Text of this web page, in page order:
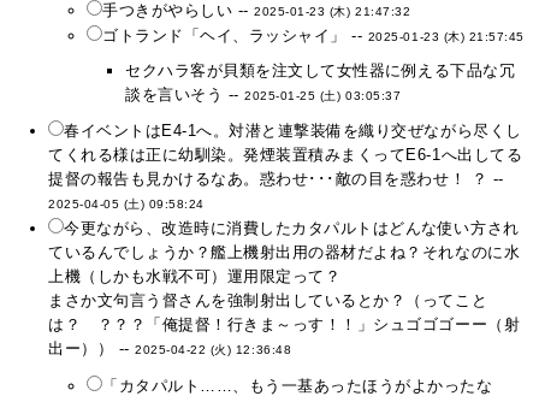
手つきがやらしい --2025-01-23 (木) 21:47:32
ゴトランド「ヘイ、ラッシャイ」 -- 2025-01-23 (木) 21:57:45
セクハラ客が貝類を注文して女性器に例える下品な冗
談を言いそう --2025-01-25 (土) 03:05:37
春イベントはE4-1へ。対潜と連撃装備を織り交ぜながら尽くし
てくれる様は正に幼馴染。発煙装置積みまくってE6-1へ出してる
提督の報告も見かけるなあ。惑わせ･･･敵の目を惑わせ！ ？ --
2025-04-05 (土) 09:58:24
今更ながら、改造時に消費したカタパルトはどんな使い方され
ているんでしょうか？艦上機射出用の器材だよね？それなのに水
上機（しかも水戦不可）運用限定って？
まさか文句言う督さんを強制射出しているとか？（ってこと
は？ ？？？「俺提督！行きま～っす！！」シュゴゴゴーー（射
出ー）） --2025-04-22 (火) 12:36:48
「カタパルト……、もう一基あったほうがよかったな